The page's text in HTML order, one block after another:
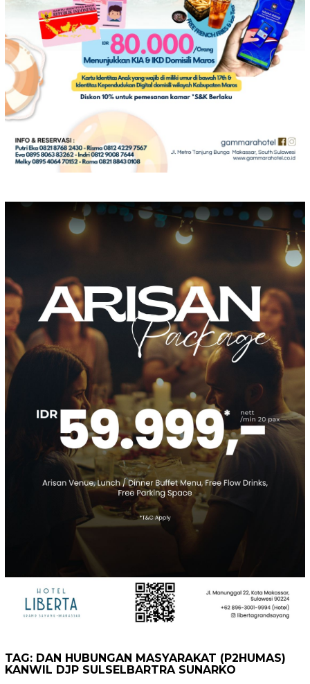
TAG: DAN HUBUNGAN MASYARAKAT (P2HUMAS)
KANWIL DJP SULSELBARTRA SUNARKO